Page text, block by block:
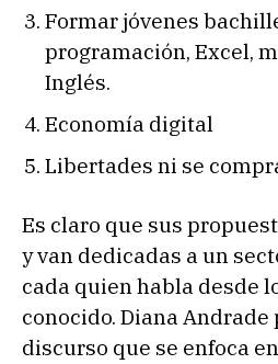
Formar jóvenes
programación, Excel,
Inglés.
Economía digital
Libertades ni se
Es claro que sus
y van dedicadas a un
cada quien habla desde
conocido. Diana Andrade
discurso que se enfoca